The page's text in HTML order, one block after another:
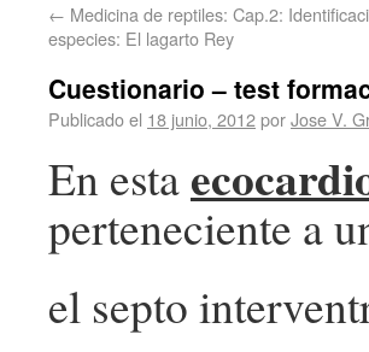
← Medicina de reptiles: Cap.2:
especies: El lagarto Rey
Cuestionario – test
Publicado el 18 junio, 2012porJose V.
En esta
perteneciente a
el septo